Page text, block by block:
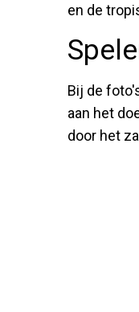
en de
Bij de
aan het
door het